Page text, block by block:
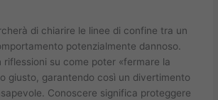
di chiarire le linee di confine tra un
potenzialmente dannoso.
riflessioni su come poter «fermare la
giusto, garantendo così un divertimento
Conoscere significa proteggere